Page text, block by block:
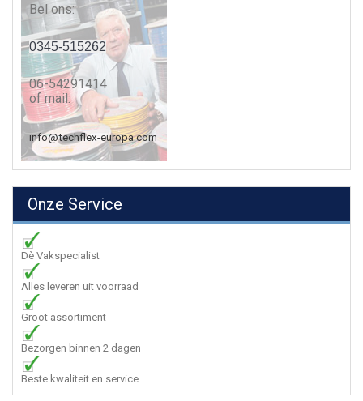
Bel ons:
0345-515262
06-54291414
of mail:
info@techflex-europa.com
Onze Service
Dè Vakspecialist
Alles leveren uit voorraad
Groot assortiment
Bezorgen binnen 2 dagen
Beste kwaliteit en service